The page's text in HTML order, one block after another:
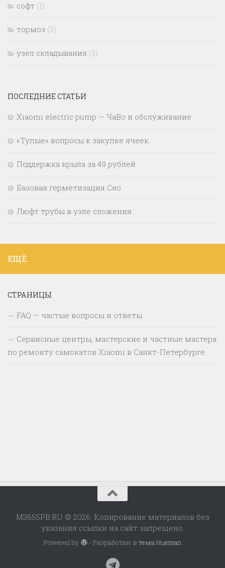
софт (1)
тормоз (3)
узел складывания (5)
ПОСЛЕДНИЕ СТАТЬИ
Xiaomi electric pump — ЧаВо и обслуживание
«Тупые» вопросы к закупке ячеек
Поддержка крыла за 49 рублей
Базовая герметизация Сяо
Люфт трубы в узле сложения.
ЕЩЁ
СТРАНИЦЫ
FAQ — частые вопросы и ответы
Сервисные центры, мастерские и частные мастера
по ремонту самокатов Xiaomi в Санкт-Петербурге
M365SPB.RU © 2026. Копирование материалов без
указания ссылки на сайт запрещено.
Powered by - Разработан в тема Hueman